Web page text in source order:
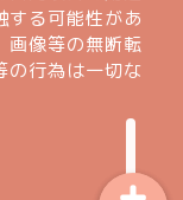
する可能性があ
画像等の無断転
の行為は一切な
ォーム